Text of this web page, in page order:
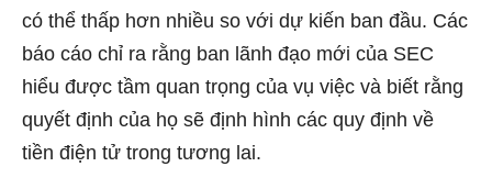
có thể thấp hơn nhiều so với dự kiến ​​ban đầu. Các
báo cáo chỉ ra rằng ban lãnh đạo mới của SEC
hiểu được tầm quan trọng của vụ việc và biết rằng
quyết định của họ sẽ định hình các quy định về
tiền điện tử trong tương lai.